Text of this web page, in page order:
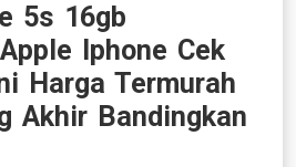
5s 16gb
Iphone Cek
Harga Termurah
Akhir Bandingkan